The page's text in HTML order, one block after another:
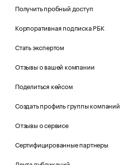
Получить пробный доступ
Корпоративная подписка РБК
Стать экспертом
Отзывы о вашей компании
Поделиться кейсом
Создать профиль группы компаний
Отзывы о сервисе
Сертифицированные партнеры